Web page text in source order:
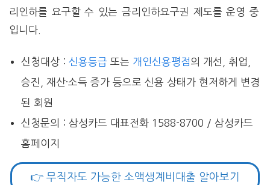
리인하를 요구할 수 있는 금리인하요구권 제도를 운영 중
입니다.
신청대상 :신용등급 또는 개인신용평점의 개선, 취업,
승진, 재산·소득 증가 등으로 신용 상태가 현저하게 변경
된 회원
신청문의 : 삼성카드 대표전화 1588-8700 / 삼성카드
홈페이지
👉 무직자도 가능한 소액생계비대출 알아보기